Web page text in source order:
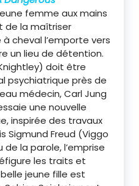
femme aux mains
de la maîtriser
cheval l’emporte vers
un lieu de détention.
doit être
psychiatrique près de
médecin, Carl Jung
une nouvelle
inspirée des travaux
Sigmund Freud (Viggo
la parole, l’emprise
les traits et
jeune fille est